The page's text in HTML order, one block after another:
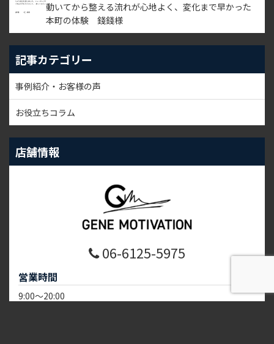
動いてから整える流れが心地よく、変化まで早かった
本町の体験 錢錢様
記事カテゴリー
事例紹介・お客様の声
お役立ちコラム
店舗情報
06-6125-5975
営業時間
9:00～20:00
電話 体験予約